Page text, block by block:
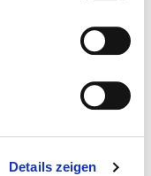
Details zeigen